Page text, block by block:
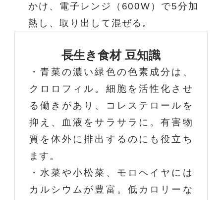
かけ、電子レンジ（600W）で5分加
熱し、取り出して混ぜる。
長生き食材 豆知識
・青菜の濃い緑色の色素成分は、
クロロフィル。細胞を活性化させ
る働きがあり、コレステロールを
抑え、血液をサラサラに。有害物
質を体外に排出するのにも役立ち
ます。
・水菜や小松菜、モロヘイヤには
カルシウムが豊富。低カロリーな